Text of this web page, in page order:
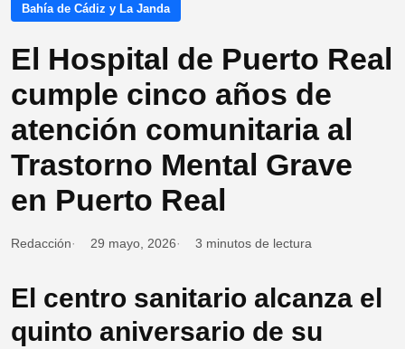
Bahía de Cádiz y La Janda
El Hospital de Puerto Real
cumple cinco años de
atención comunitaria al
Trastorno Mental Grave
en Puerto Real
Redacción 29 mayo, 2026 3 minutos de lectura
El centro sanitario alcanza el
quinto aniversario de su